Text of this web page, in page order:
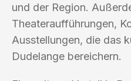
und der Region.
Theateraufführungen,
Ausstellungen, die das
Dudelange bereichern.